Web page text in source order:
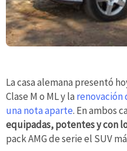
La casa alemana presentó
Clase M o ML y la renovación
una nota aparte. En ambos
equipadas, potentes y con
pack AMG de serie el SUV